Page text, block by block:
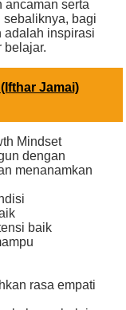
ancaman serta
sebaliknya, bagi
adalah inspirasi
belajar.
Jamai)
Mindset
dengan
menanamkan
baik
rasa empati